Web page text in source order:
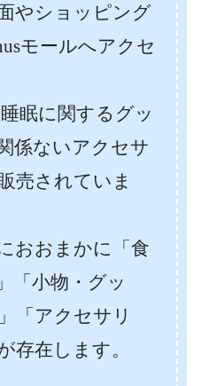
やショッピング
モールへアクセ
眠に関するグッ
係ないアクセサ
売されていま
おおまかに「食
「小物・グッ
「アクセサリ
存在します。